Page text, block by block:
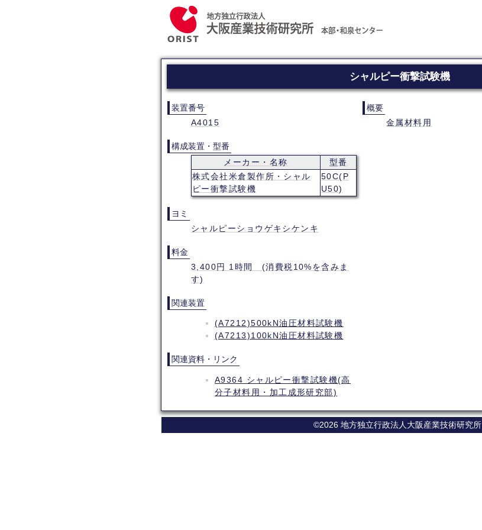
シャルピー衝撃試験機
装置番号
A4015
構成装置・型番
メーカー・名称
型番
株式会社米倉製作所・シャル
ピー衝撃試験機
50C(P
U50)
ヨミ
シャルピーショウゲキシケンキ
料金
3,400円 1時間 (消費税10%を含みま
す)
関連装置
(A7212)500kN油圧材料試験機
(A7213)100kN油圧材料試験機
関連資料・リンク
A9364 シャルピー衝撃試験機(高
分子材料用・加工成形研究部)
概要
金属材料用
©2026 地方独立行政法人大阪産業技術研究所